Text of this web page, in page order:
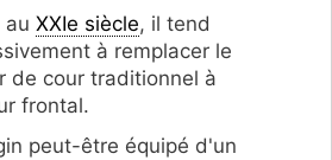
au XXIe siècle, il tend
à remplacer le
de cour traditionnel à
frontal.
peut-être équipé d'un